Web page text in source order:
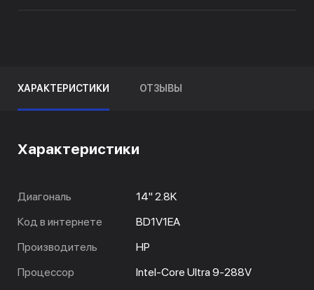
ХАРАКТЕРИСТИКИ ОТЗЫВЫ
Характеристики
Диагональ
14" 2.8K
Код в интернете
BD1V1EA
Производитель
HP
Процессор
Intel-Core Ultra 9-288V